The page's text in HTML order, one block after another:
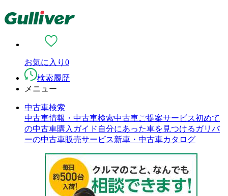
お気に入り 0
検索履歴
メニュー
中古車検索
中古車情報・中古車検索中古車ご提案サービス初めて
の中古車購入ガイド 自分にあった車を見つける ガリバ
ーの中古車販売サービス新車・中古車カタログ